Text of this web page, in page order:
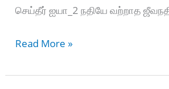
செய்தீர் ஐயா_2 நதியே வற்றாத
ஆவியானவரே
ஆற்றல்
Read More »